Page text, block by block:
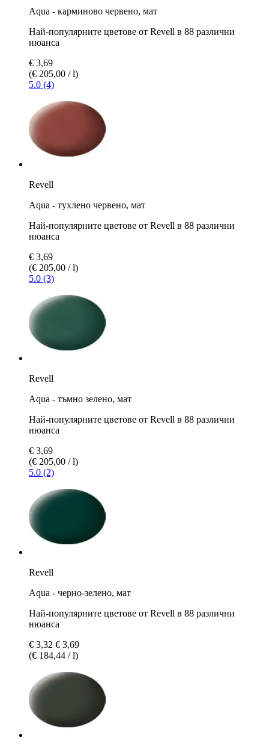
Aqua - карминово червено, мат
Най-популярните цветове от Revell в 88 различни
нюанса
€ 3,69
(€ 205,00 / l)
5.0 (4)
Revell
Aqua - тухлено червено, мат
Най-популярните цветове от Revell в 88 различни
нюанса
€ 3,69
(€ 205,00 / l)
5.0 (3)
Revell
Aqua - тъмно зелено, мат
Най-популярните цветове от Revell в 88 различни
нюанса
€ 3,69
(€ 205,00 / l)
5.0 (2)
Revell
Aqua - черно-зелено, мат
Най-популярните цветове от Revell в 88 различни
нюанса
€ 3,32 € 3,69
(€ 184,44 / l)